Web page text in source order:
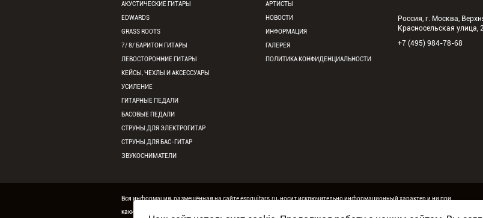
АКУСТИЧЕСКИЕ ГИТАРЫ
EDWARDS
GRASS ROOTS
7/ 8/ БАРИТОН ГИТАРЫ
ЛЕВОСТОРОННИЕ ГИТАРЫ
КЕЙСЫ, ЧЕХЛЫ И АКСЕССУАРЫ
УСИЛЕНИЕ
ГИТАРНЫЕ ПЕДАЛИ
БАСОВЫЕ ПЕДАЛИ
СТРУНЫ ДЛЯ ЭЛЕКТРОГИТАР
СТРУНЫ ДЛЯ БАС-ГИТАР
ЗВУКОСНИМАТЕЛИ
АРТИСТЫ
НОВОСТИ
ИНФОРМАЦИЯ
ГАЛЕРЕЯ
ПОЛИТИКА КОНФИДЕНЦИАЛЬНОСТИ
Россия, г. Москва,
Красносельская улица,
+7 (495) 984-78-68
Вся информация, размещённая на сайте espguitars.ru, носит исключительно информационный характер и ни при
каких условиях не является публичной офертой.